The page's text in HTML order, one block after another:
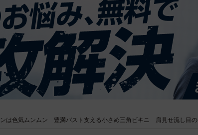
は色気ムンムン 豊満バスト支える小さめ三角ビキニ 肩見せ流し目の